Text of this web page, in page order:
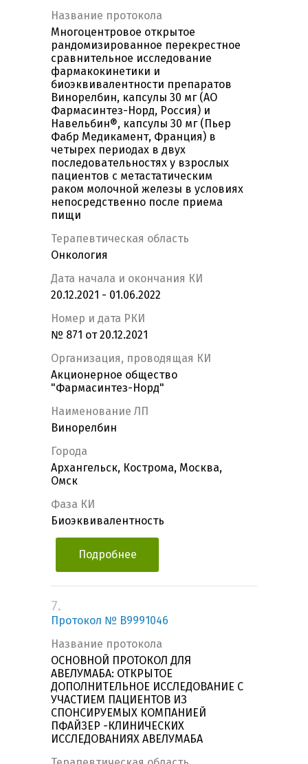
Название протокола
Многоцентровое открытое
рандомизированное перекрестное
сравнительное исследование
фармакокинетики и
биоэквивалентности препаратов
Винорелбин, капсулы 30 мг (АО
Фармасинтез-Норд, Россия) и
Навельбин®, капсулы 30 мг (Пьер
Фабр Медикамент, Франция) в
четырех периодах в двух
последовательностях у взрослых
пациентов с метастатическим
раком молочной железы в условиях
непосредственно после приема
пищи
Терапевтическая область
Онкология
Дата начала и окончания КИ
20.12.2021 - 01.06.2022
Номер и дата РКИ
№ 871 от 20.12.2021
Организация, проводящая КИ
Акционерное общество
"Фармасинтез-Норд"
Наименование ЛП
Винорелбин
Города
Архангельск, Кострома, Москва,
Омск
Фаза КИ
Биоэквивалентность
Подробнее
7.
Протокол № B9991046
Название протокола
ОСНОВНОЙ ПРОТОКОЛ ДЛЯ
АВЕЛУМАБА: ОТКРЫТОЕ
ДОПОЛНИТЕЛЬНОЕ ИССЛЕДОВАНИЕ С
УЧАСТИЕМ ПАЦИЕНТОВ ИЗ
СПОНСИРУЕМЫХ КОМПАНИЕЙ
ПФАЙЗЕР -КЛИНИЧЕСКИХ
ИССЛЕДОВАНИЯХ АВЕЛУМАБА